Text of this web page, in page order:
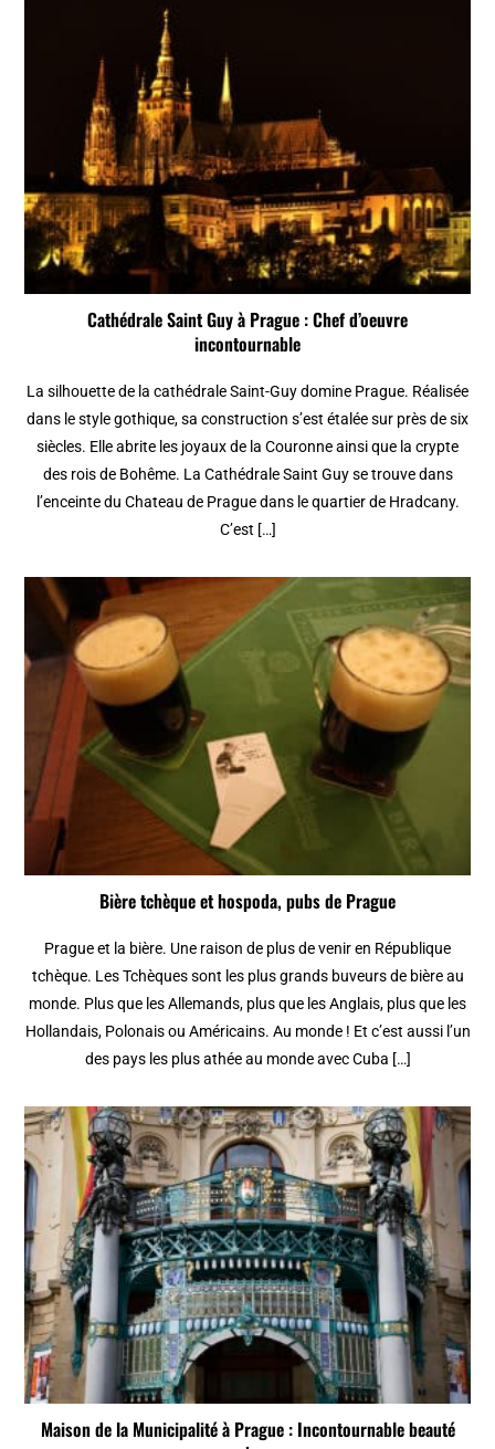
Cathédrale Saint Guy à Prague : Chef d’oeuvre
incontournable
La silhouette de la cathédrale Saint-Guy domine Prague. Réalisée
dans le style gothique, sa construction s’est étalée sur près de six
siècles. Elle abrite les joyaux de la Couronne ainsi que la crypte
des rois de Bohême. La Cathédrale Saint Guy se trouve dans
l’enceinte du Chateau de Prague dans le quartier de Hradcany.
C’est […]
Bière tchèque et hospoda, pubs de Prague
Prague et la bière. Une raison de plus de venir en République
tchèque. Les Tchèques sont les plus grands buveurs de bière au
monde. Plus que les Allemands, plus que les Anglais, plus que les
Hollandais, Polonais ou Américains. Au monde ! Et c’est aussi l’un
des pays les plus athée au monde avec Cuba […]
Maison de la Municipalité à Prague : Incontournable beauté